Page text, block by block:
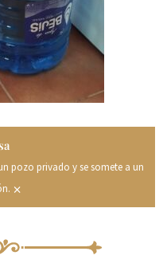
pozo privado y se somete a un
×